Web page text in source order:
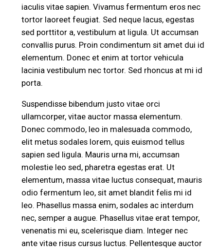
iaculis vitae sapien. Vivamus fermentum eros nec
tortor laoreet feugiat. Sed neque lacus, egestas
sed porttitor a, vestibulum at ligula. Ut accumsan
convallis purus. Proin condimentum sit amet dui id
elementum. Donec et enim at tortor vehicula
lacinia vestibulum nec tortor. Sed rhoncus at mi id
porta.
Suspendisse bibendum justo vitae orci
ullamcorper, vitae auctor massa elementum.
Donec commodo, leo in malesuada commodo,
elit metus sodales lorem, quis euismod tellus
sapien sed ligula. Mauris urna mi, accumsan
molestie leo sed, pharetra egestas erat. Ut
elementum, massa vitae luctus consequat, mauris
odio fermentum leo, sit amet blandit felis mi id
leo. Phasellus massa enim, sodales ac interdum
nec, semper a augue. Phasellus vitae erat tempor,
venenatis mi eu, scelerisque diam. Integer nec
ante vitae risus cursus luctus. Pellentesque auctor